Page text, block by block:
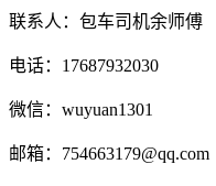
联系人：包车司机余师傅
电话：17687932030
微信：wuyuan1301
邮箱：754663179@qq.com